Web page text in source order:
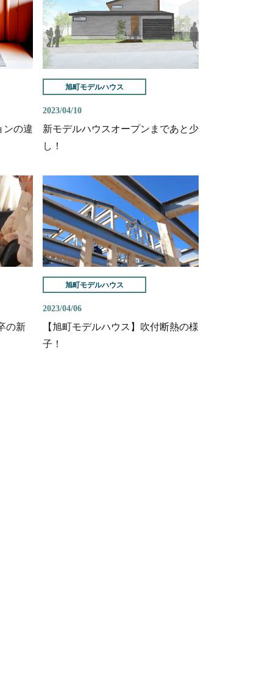
ンの違
旭町モデルハウス
2023/04/10
新モデルハウスオープンまであと少
し！
の新
旭町モデルハウス
2023/04/06
【旭町モデルハウス】吹付断熱の様
子！